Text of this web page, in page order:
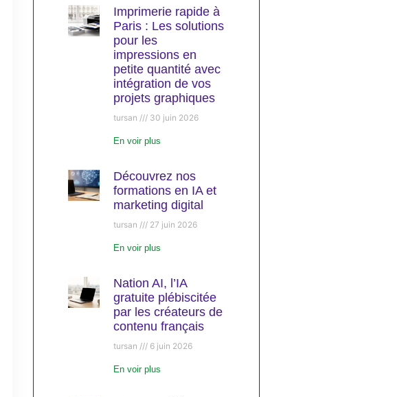
Imprimerie rapide à
Paris : Les solutions
pour les
impressions en
petite quantité avec
intégration de vos
projets graphiques
tursan 30 juin 2026
En voir plus
Découvrez nos
formations en IA et
marketing digital
tursan 27 juin 2026
En voir plus
Nation AI, l’IA
gratuite plébiscitée
par les créateurs de
contenu français
tursan 6 juin 2026
En voir plus